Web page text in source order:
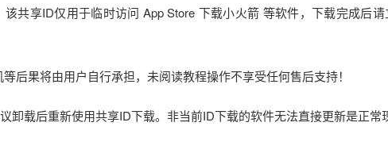
共享ID仅用于临时访问 App Store 下载小火箭 等软件，下载完成后
后果将由用户自行承担，未阅读教程操作不享受任何售后支持！
卸载后重新使用共享ID下载。非当前ID下载的软件无法直接更新是正常